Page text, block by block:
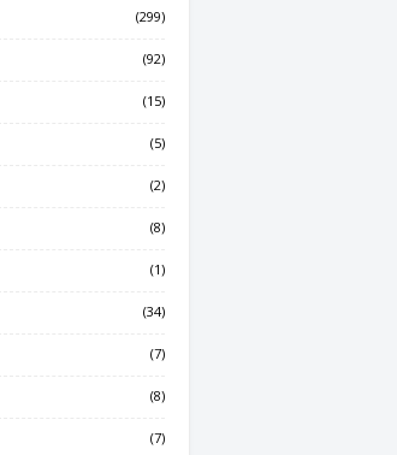
(299)
(92)
(15)
(5)
(2)
(8)
(1)
(34)
(7)
(8)
(7)